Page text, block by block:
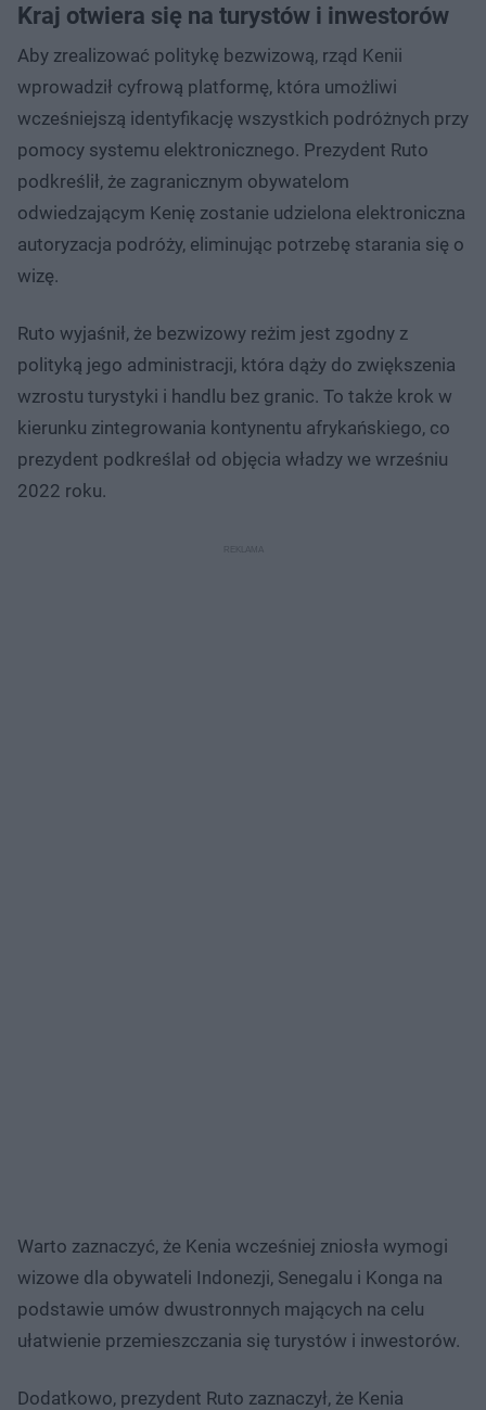
Kraj otwiera się na turystów i inwestorów
Aby zrealizować politykę bezwizową, rząd Kenii
wprowadził cyfrową platformę, która umożliwi
wcześniejszą identyfikację wszystkich podróżnych przy
pomocy systemu elektronicznego. Prezydent Ruto
podkreślił, że zagranicznym obywatelom
odwiedzającym Kenię zostanie udzielona elektroniczna
autoryzacja podróży, eliminując potrzebę starania się o
wizę.
Ruto wyjaśnił, że bezwizowy reżim jest zgodny z
polityką jego administracji, która dąży do zwiększenia
wzrostu turystyki i handlu bez granic. To także krok w
kierunku zintegrowania kontynentu afrykańskiego, co
prezydent podkreślał od objęcia władzy we wrześniu
2022 roku.
Warto zaznaczyć, że Kenia wcześniej zniosła wymogi
wizowe dla obywateli Indonezji, Senegalu i Konga na
podstawie umów dwustronnych mających na celu
ułatwienie przemieszczania się turystów i inwestorów.
Dodatkowo, prezydent Ruto zaznaczył, że Kenia